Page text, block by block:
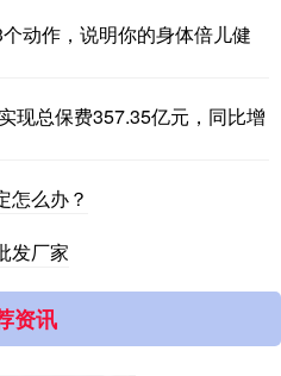
动作，说明你的身体倍儿健
现总保费357.35亿元，同比增
怎么办？
发厂家
资讯